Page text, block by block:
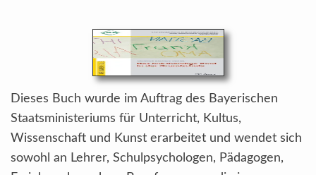
Dieses Buch wurde im Auftrag des Bayerischen
Staatsministeriums für Unterricht, Kultus,
Wissenschaft und Kunst erarbeitet und wendet sich
sowohl an Lehrer, Schulpsychologen, Pädagogen,